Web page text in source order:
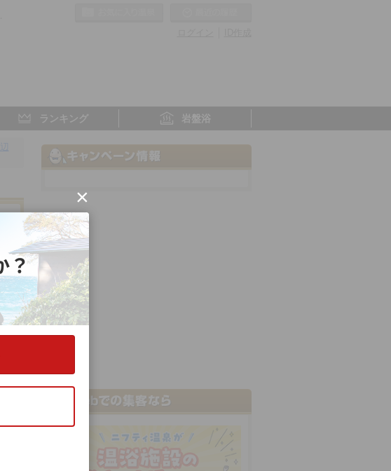
ランキング 岩盤浴
×